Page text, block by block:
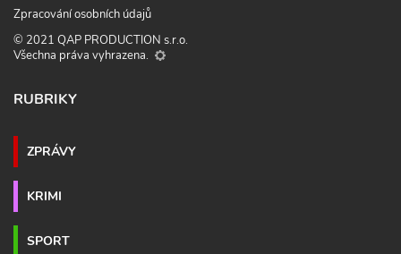
Zpracování osobních údajů
© 2021 QAP PRODUCTION s.r.o.
Všechna práva vyhrazena.
RUBRIKY
ZPRÁVY
KRIMI
SPORT